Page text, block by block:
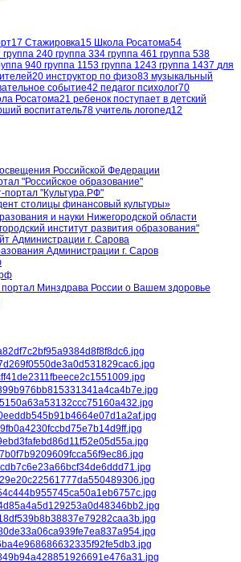
17 Стажировка15 Школа Росатома54
группа 240 группа 334 группа 461 группа 538
940 группа 1153 группа 1243 группа 1437 для
20 инструктор по физо83 музыкальный
событие42 педагог психолог70
Росатома21 ребенок поступает в детский
воспитатель78 учитель логопед12
Российской Федерации
"Российское образование"
портал "Культура.РФ"
и науки Нижегородской области
институт развития образования"
Администрации г. Сарова
Администрации г. Саров